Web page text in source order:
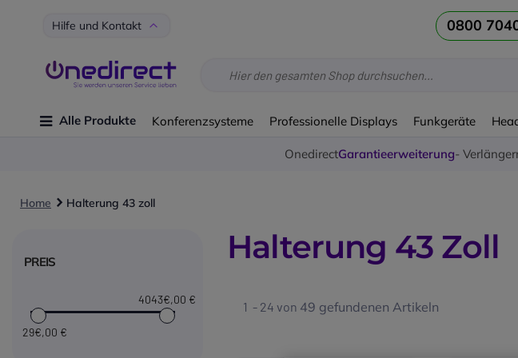
Hilfe und Kontakt 0800
Alle Produkte Konferenzsysteme Professionelle Displays Funkgeräte
OnedirectGarantieerweiterung-
Home Halterung 43 zoll
PREIS
29€,00 €
4043€,00 €
Halterung 43 Zoll
1 - 24 von 49 gefundenen Artikeln